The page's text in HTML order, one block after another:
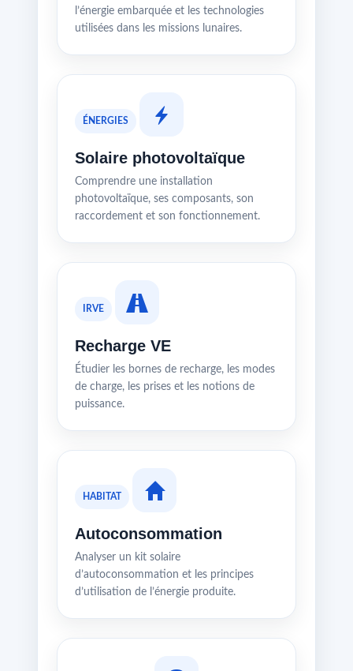
l’énergie embarquée et les technologies
utilisées dans les missions lunaires.
ÉNERGIES
Solaire photovoltaïque
Comprendre une installation
photovoltaïque, ses composants, son
raccordement et son fonctionnement.
IRVE
Recharge VE
Étudier les bornes de recharge, les modes
de charge, les prises et les notions de
puissance.
HABITAT
Autoconsommation
Analyser un kit solaire
d’autoconsommation et les principes
d’utilisation de l’énergie produite.